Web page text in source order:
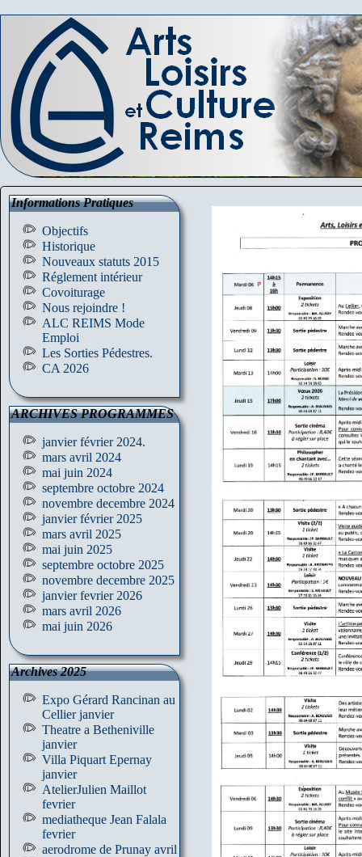
Informations Pratiques
Objectifs
Historique
Nouveaux statuts 2015
Réglement intérieur
Covoiturage
Nous rejoindre !
ALC REIMS Mode
Emploi
Les Sorties Pédestres.
CA 2026
ARCHIVES PROGRAMMES
janvier février 2024.
mars avril 2024
mai juin 2024
septembre octobre 2024
novembre decembre 2024
janvier février 2025
mars avril 2025
mai juin 2025
septembre octobre 2025
novembre decembre 2025
janvier fevrier 2026
mars avril 2026
mai juin 2026
Archives 2025
Expo Gérard Rancinan au
Cellier janvier
Theatre a Betheniville
janvier
Villa Piquart Epernay
janvier
AtelierJulien Maillot
fevrier
mediatheque Jean Falala
fevrier
aerodrome de Prunay avril